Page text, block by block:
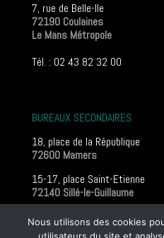
7, rue de Belle-Ile
72190 Coulaines
Le Mans Métropole
Tél. : 02 43 82 32 00
BUREAUX SECONDAIRES
18, place de la République
72600 Mamers
15-17, place Saint-Etienne
72140 Sillé-le-Guillaume
Mentions légales
Nous utilisons des cookies